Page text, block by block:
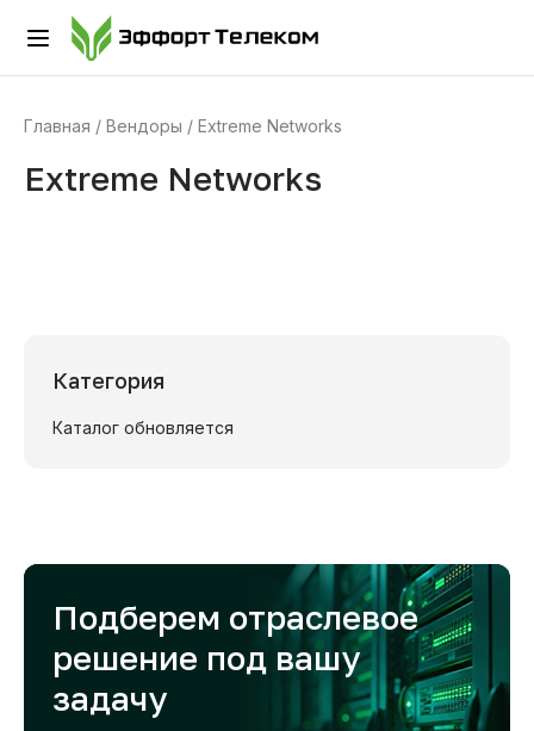
Главная Вендоры Extreme Networks
Extreme Networks
Категория
Каталог обновляется
Подберем отраслевое
решение под вашу
задачу